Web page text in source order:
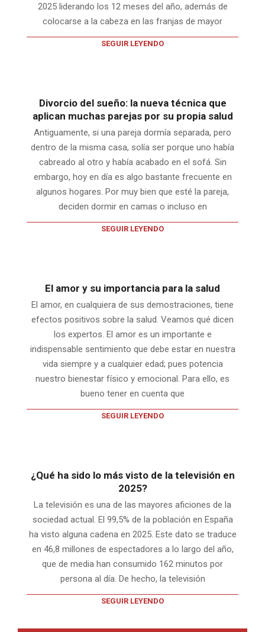
2025 liderando los 12 meses del año, además de
colocarse a la cabeza en las franjas de mayor
SEGUIR LEYENDO
Divorcio del sueño: la nueva técnica que
aplican muchas parejas por su propia salud
Antiguamente, si una pareja dormía separada, pero
dentro de la misma casa, solía ser porque uno había
cabreado al otro y había acabado en el sofá. Sin
embargo, hoy en día es algo bastante frecuente en
algunos hogares. Por muy bien que esté la pareja,
deciden dormir en camas o incluso en
SEGUIR LEYENDO
El amor y su importancia para la salud
El amor, en cualquiera de sus demostraciones, tiene
efectos positivos sobre la salud. Veamos qué dicen
los expertos. El amor es un importante e
indispensable sentimiento que debe estar en nuestra
vida siempre y a cualquier edad; pues potencia
nuestro bienestar físico y emocional. Para ello, es
bueno tener en cuenta que
SEGUIR LEYENDO
¿Qué ha sido lo más visto de la televisión en
2025?
La televisión es una de las mayores aficiones de la
sociedad actual. El 99,5% de la población en España
ha visto alguna cadena en 2025. Este dato se traduce
en 46,8 millones de espectadores a lo largo del año,
que de media han consumido 162 minutos por
persona al día. De hecho, la televisión
SEGUIR LEYENDO